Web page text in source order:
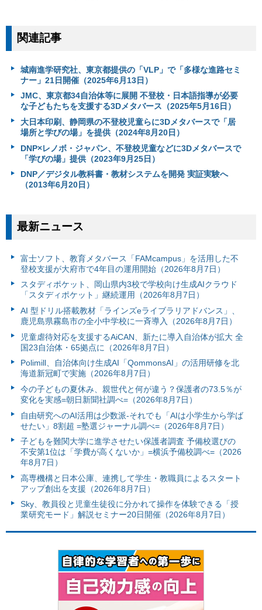
関連記事
城南進学研究社、東京都提供の「VLP」で「多様な進路セミ
ナー」21日開催（2025年6月13日）
JMC、東京都34自治体等に展開 不登校・日本語指導が必要
な子どもたちを支援する3Dメタバース（2025年5月16日）
大日本印刷、静岡県の不登校児童らに3Dメタバースで「居
場所と学びの場」を提供（2024年8月20日）
DNP×レノボ・ジャパン、不登校児童などに3Dメタバースで
「学びの場」提供（2023年9月25日）
DNP／デジタル教科書・教材システムを開発 実証実験へ
（2013年6月20日）
最新ニュース
富⼠ソフト、教育メタバース「FAMcampus」を活用した不
登校支援が大府市で4年目の運用開始（2026年8月7日）
スタディポケット、岡山県内3校で学校向け生成AIクラウド
「スタディポケット」継続運用（2026年8月7日）
AI 型ドリル搭載教材「ラインズeライブラリアドバンス」、
鹿児島県霧島市の全小中学校に一斉導入（2026年8月7日）
児童虐待対応を支援するAiCAN、新たに導入自治体が拡大 全
国23自治体・65拠点に（2026年8月7日）
Polimill、自治体向け生成AI「QommonsAI」の活用研修を北
海道新冠町で実施（2026年8月7日）
今の子どもの夏休み、親世代と何が違う？保護者の73.5％が
変化を実感=朝日新聞社調べ=（2026年8月7日）
自由研究へのAI活用は少数派-それでも「AIは小学生から学ば
せたい」8割超 =塾選ジャーナル調べ=（2026年8月7日）
子どもを難関大学に進学させたい保護者調査 予備校選びの
不安第1位は「学費が高くないか」=横浜予備校調べ=（2026
年8月7日）
高専機構と日本公庫、連携して学生・教職員によるスタート
アップ創出を支援（2026年8月7日）
Sky、教員役と児童生徒役に分かれて操作を体験できる「授
業研究モード」解説セミナー20日開催（2026年8月7日）